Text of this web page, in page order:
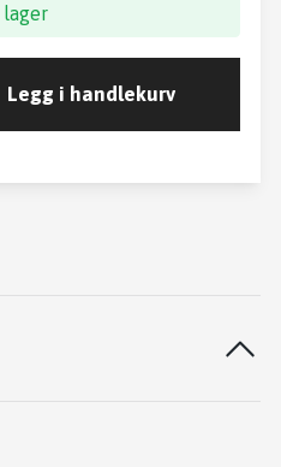
lager
Legg i handlekurv